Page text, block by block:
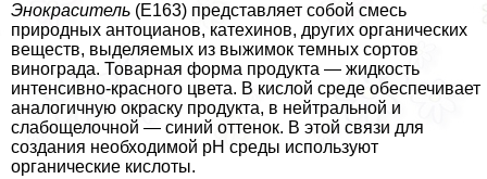
Энокраситель (Е163) представляет собой смесь
природных антоцианов, катехинов, других органических
веществ, выделяемых из выжимок темных сортов
винограда. Товарная форма продукта — жидкость
интенсивно-красного цвета. В кислой среде обеспечивает
аналогичную окраску продукта, в нейтральной и
слабощелочной — синий оттенок. В этой связи для
создания необходимой pH среды используют
органические кислоты.